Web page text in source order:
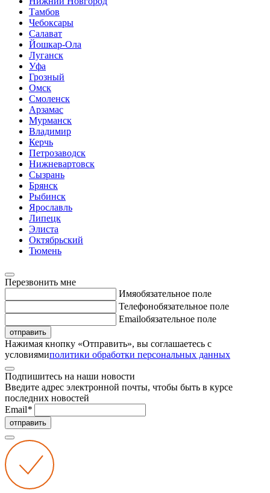
Тамбов
Чебоксары
Салават
Йошкар-Ола
Луганск
Уфа
Грозный
Омск
Смоленск
Арзамас
Мурманск
Владимир
Керчь
Петрозаводск
Нижневартовск
Сызрань
Брянск
Рыбинск
Ярославль
Липецк
Элиста
Октябрьский
Тюмень
Перезвонить мне
Имяобязательное поле
Телефонобязательное поле
Emailобязательное поле
отправить
Нажимая кнопку «Отправить», вы соглашаетесь с
условиямиполитики обработки персональных данных
Подпишитесь на наши новости
Введите адрес электронной почты, чтобы быть в курсе
последних новостей
Email*
отправить